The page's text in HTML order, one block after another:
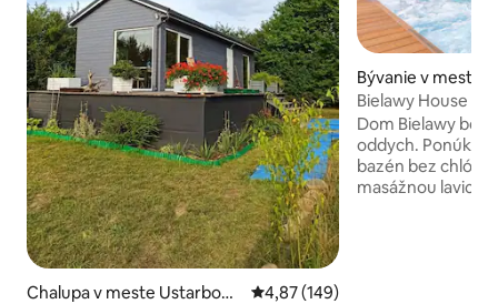
Chalupa v meste Ustarbow
Priemerné ohodnotenie 4,87 z
4,87 (149)
Bývanie v meste
Bielawy House
Dom Bielawy bol
oddych. Ponúka
bazén bez chlóru
masážnou